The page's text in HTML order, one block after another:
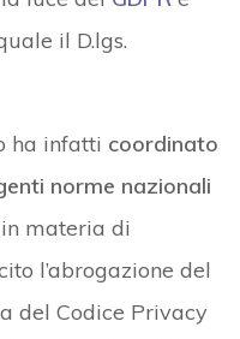
il D.lgs.
ha infatti coordinato
norme nazionali
materia di
l’abrogazione del
del Codice Privacy